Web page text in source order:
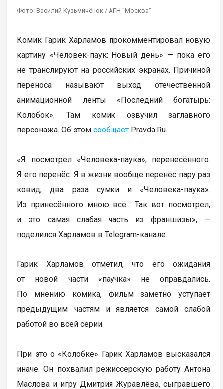
Фото: Василий Кузьмичёнок / АГН "Москва"
Комик Гарик Харламов прокомментировал новую
картину «Человек-паук: Новый день» — пока его
не транслируют на российских экранах. Причиной
переноса называют выход отечественной
анимационной ленты «Последний богатырь:
Колобок». Там комик озвучил заглавного
персонажа. Об этомсообщает Pravda.Ru.
«Я посмотрел «Человека-паука», перенесённого.
Я его перенёс. Я в жизни вообще перенёс пару раз
ковид, два раза сумки и «Человека-паука».
Из принесённого мною всё... Так вот посмотрел,
и это самая слабая часть из франшизы», —
поделился Харламов в Telegram-канале.
Гарик Харламов отметил, что его ожидания
от новой части «паучка» не оправдались.
По мнению комика, фильм заметно уступает
предыдущим частям и является самой слабой
работой во всей серии.
При это о «Колобке» Гарик Харламов высказался
иначе. Он похвалил режиссёрскую работу Антона
Маслова и игру Дмитрия Журавлёва, сыгравшего